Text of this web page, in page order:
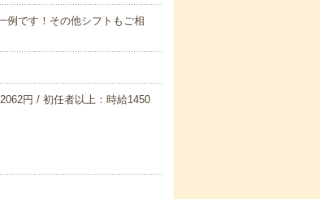
例です！その他シフトもご相
円 / 初任者以上：時給1450